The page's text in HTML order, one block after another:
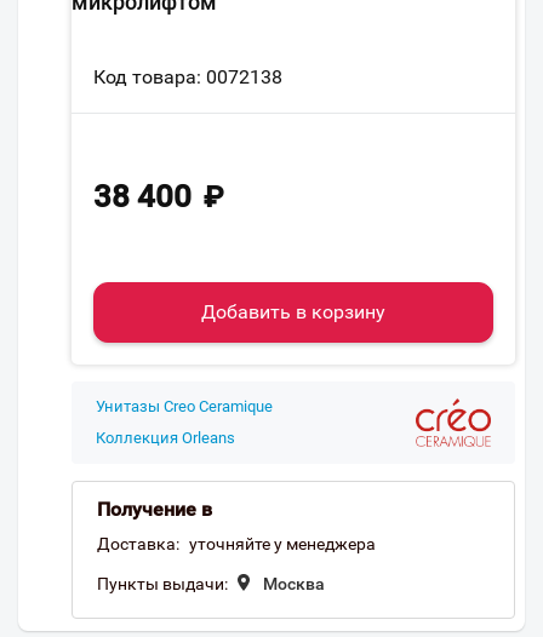
Код товара: 0072138
38 400 ₽
Добавить в корзину
Унитазы Creo Ceramique
Коллекция Orleans
Получение в
Доставка: уточняйте у менеджера
Пункты выдачи: Москва